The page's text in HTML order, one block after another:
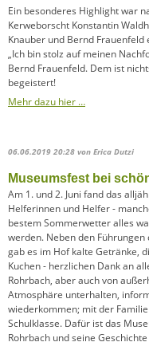
Ein besonderes Highlight war
Kerweborscht Konstantin
Knauber und Bernd
„Ich bin stolz auf meinen
Bernd Frauenfeld. Dem ist
begeistert!
Mehr dazu hier …
06.06.2019 20:28 von Erica Dutzi
Museumsfest bei
Am 1. und 2. Juni fand das
Helferinnen und Helfer -
bestem Sommerwetter alles
werden. Neben den
gab es im Hof kalte Getränke,
Kuchen - herzlichen Dank an
Rohrbach, aber auch von
Atmosphäre unterhalten,
wiederkommen; mit der
Schulklasse. Dafür ist das
Rohrbach und seine